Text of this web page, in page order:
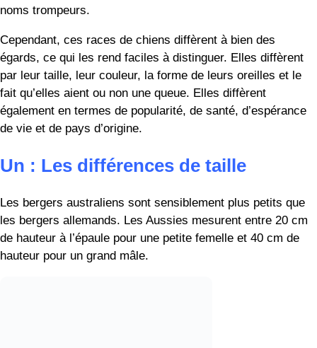
noms trompeurs.
Cependant, ces races de chiens diffèrent à bien des
égards, ce qui les rend faciles à distinguer. Elles diffèrent
par leur taille, leur couleur, la forme de leurs oreilles et le
fait qu’elles aient ou non une queue. Elles diffèrent
également en termes de popularité, de santé, d’espérance
de vie et de pays d’origine.
Un : Les différences de taille
Les bergers australiens sont sensiblement plus petits que
les bergers allemands. Les Aussies mesurent entre 20 cm
de hauteur à l’épaule pour une petite femelle et 40 cm de
hauteur pour un grand mâle.